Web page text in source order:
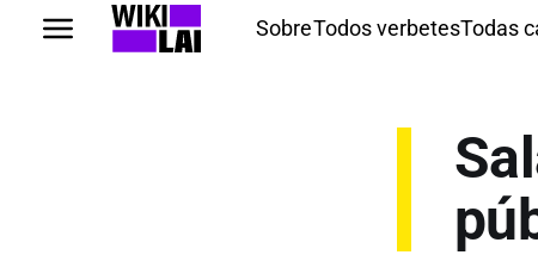
SobreTodos verbetesTodas